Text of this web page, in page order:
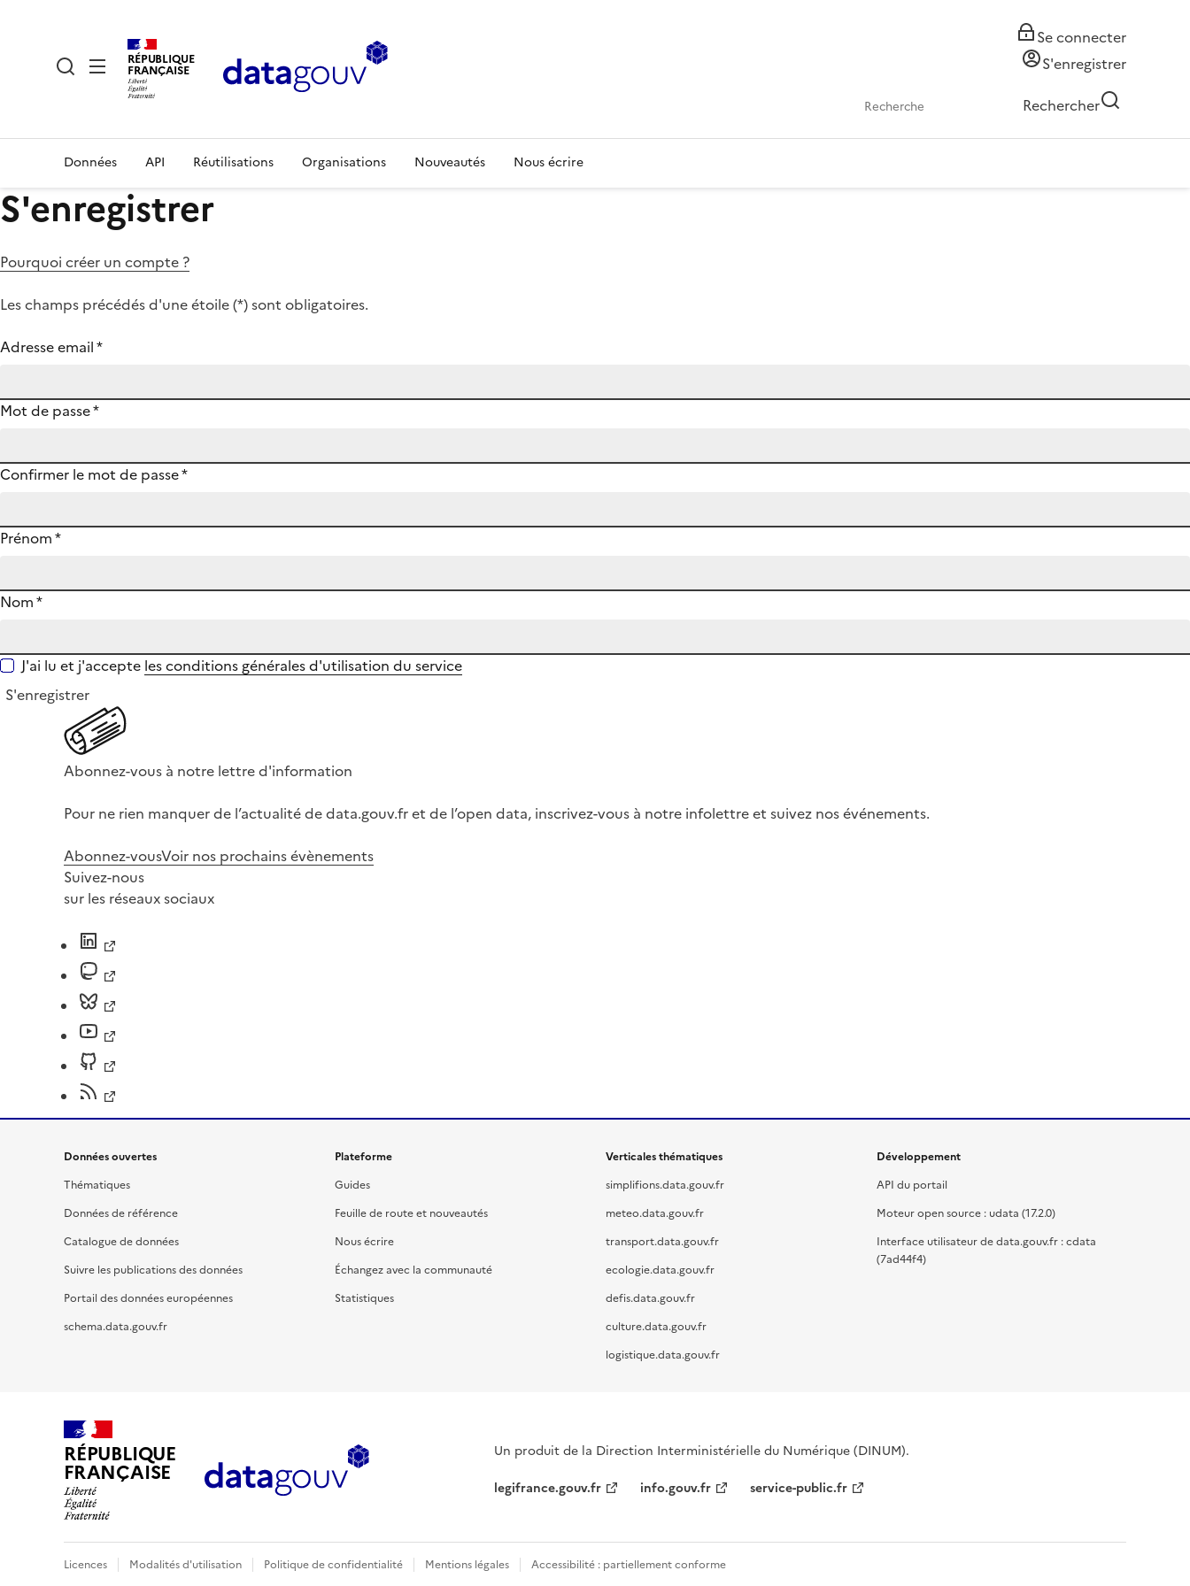
RÉPUBLIQUE
FRANÇAISE
Se connecter
S'enregistrer
Rechercher
Données API Réutilisations Organisations Nouveautés Nous écrire
S'enregistrer
Pourquoi créer un compte ?
Les champs précédés d'une étoile (*) sont obligatoires.
Adresse email*
Mot de passe*
Confirmer le mot de passe*
Prénom*
Nom*
J'ai lu et j'accepte les conditions générales d'utilisation du service
S'enregistrer
Abonnez-vous à notre lettre d'information
Pour ne rien manquer de l’actualité de data.gouv.fr et de l’open data, inscrivez-vous à notre infolettre et suivez nos événements.
Abonnez-vousVoir nos prochains évènements
Suivez-nous
sur les réseaux sociaux
Données ouvertes
Thématiques
Données de référence
Catalogue de données
Suivre les publications des données
Portail des données européennes
schema.data.gouv.fr
Plateforme
Guides
Feuille de route et nouveautés
Nous écrire
Échangez avec la communauté
Statistiques
Verticales thématiques
simplifions.data.gouv.fr
meteo.data.gouv.fr
transport.data.gouv.fr
ecologie.data.gouv.fr
defis.data.gouv.fr
culture.data.gouv.fr
logistique.data.gouv.fr
Développement
API du portail
Moteur open source : udata (17.2.0)
Interface utilisateur de data.gouv.fr : cdata
(7ad44f4)
RÉPUBLIQUE
FRANÇAISE
Un produit de la Direction Interministérielle du Numérique (DINUM).
legifrance.gouv.fr
info.gouv.fr service-public.fr
Licences Modalités d'utilisation Politique de confidentialité Mentions légales Accessibilité : partiellement conforme